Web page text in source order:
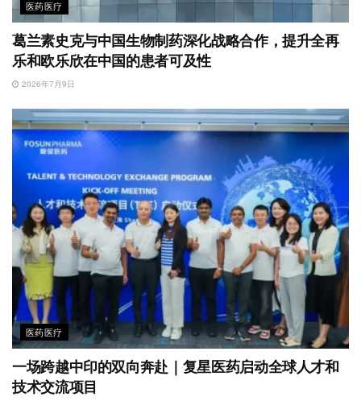
医药医疗
葛兰素史克与中国生物制药深化战略合作，提升全再
乐和欧乐欣在中国的患者可及性
2026年7月9日
医药医疗
一场跨越中印的双向奔赴｜复星医药启动全球人才和
技术交流项目